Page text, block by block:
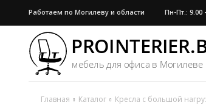
Работаем по Могилеву и области Пн-Пт.: 9.00
Главная Каталог Кресла с большой